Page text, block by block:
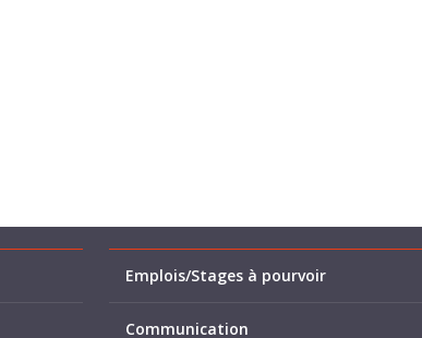
Emplois/Stages à pourvoir
Communication